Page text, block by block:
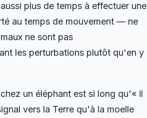
plus de temps à effectuer une
au temps de mouvement — ne
ne sont pas
les perturbations plutôt qu'en y
un éléphant est si long qu'« il
vers la Terre qu'à la moelle